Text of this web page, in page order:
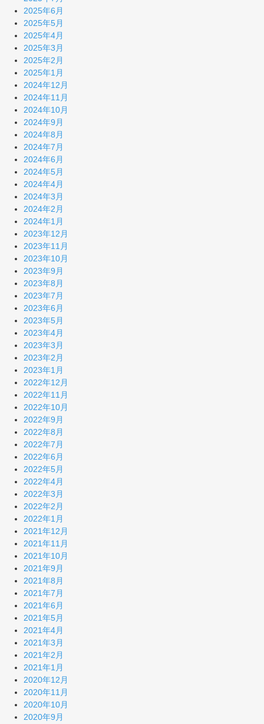
2025年6月
2025年5月
2025年4月
2025年3月
2025年2月
2025年1月
2024年12月
2024年11月
2024年10月
2024年9月
2024年8月
2024年7月
2024年6月
2024年5月
2024年4月
2024年3月
2024年2月
2024年1月
2023年12月
2023年11月
2023年10月
2023年9月
2023年8月
2023年7月
2023年6月
2023年5月
2023年4月
2023年3月
2023年2月
2023年1月
2022年12月
2022年11月
2022年10月
2022年9月
2022年8月
2022年7月
2022年6月
2022年5月
2022年4月
2022年3月
2022年2月
2022年1月
2021年12月
2021年11月
2021年10月
2021年9月
2021年8月
2021年7月
2021年6月
2021年5月
2021年4月
2021年3月
2021年2月
2021年1月
2020年12月
2020年11月
2020年10月
2020年9月